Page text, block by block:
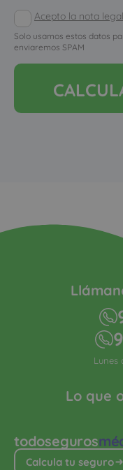
Acepto la nota
Solo usamos estos datos
enviaremos SPAM
todoseguros
Calcula tu seguro
Lo que
Lunes